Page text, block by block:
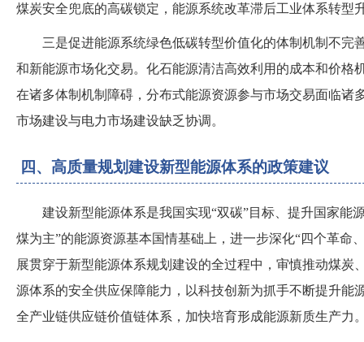
煤炭安全兜底的高碳锁定，能源系统改革滞后工业体系转型
三是促进能源系统绿色低碳转型价值化的体制机制不完
和新能源市场化交易。化石能源清洁高效利用的成本和价格
在诸多体制机制障碍，分布式能源资源参与市场交易面临诸
市场建设与电力市场建设缺乏协调。
四、高质量规划建设新型能源体系的政策建议
建设新型能源体系是我国实现“双碳”目标、提升国家能
煤为主”的能源资源基本国情基础上，进一步深化“四个革命
展贯穿于新型能源体系规划建设的全过程中，审慎推动煤炭
源体系的安全供应保障能力，以科技创新为抓手不断提升能
全产业链供应链价值链体系，加快培育形成能源新质生产力